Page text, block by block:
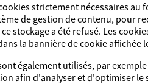
strictement nécessaires
de gestion de contenu, pour
stockage a été refusé. Les
la bannière de cookie affichée
également utilisés, par
afin d'analyser et d'optimiser le